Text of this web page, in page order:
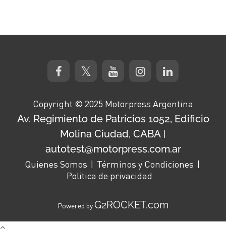
Copyright © 2025 Motorpress Argentina
Av. Regimiento de Patricios 1052, Edificio
Molina Ciudad, CABA |
autotest@motorpress.com.ar
Quienes Somos
Términos y Condiciones
Politica de privacidad
Powered byG2ROCKET.com